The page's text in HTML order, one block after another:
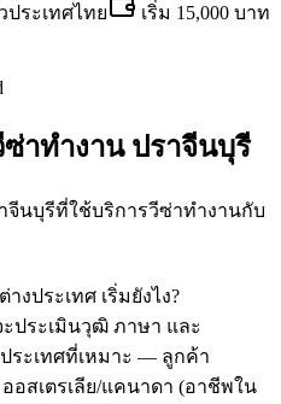
ประเทศไทย เริ่ม 15,000 บาท
ซ่าทำงาน ปราจีนบุรี
นบุรีที่ใช้บริการวีซ่าทำงานกับ
งประเทศ เริ่มยังไง?
ประเมินวุฒิ ภาษา และ
ระเทศที่เหมาะ — ลูกค้า
อสเตรเลีย/แคนาดา (อาชีพใน